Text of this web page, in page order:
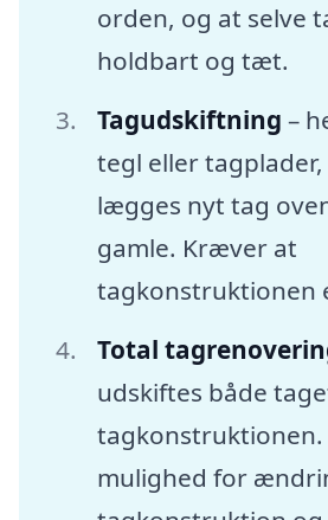
orden, og at selve
holdbart og tæt.
Tagudskiftning –
tegl eller
lægges nyt tag
gamle. Kræver at
tagkonstruktionen
Total
udskiftes både
tagkonstruktionen.
mulighed for